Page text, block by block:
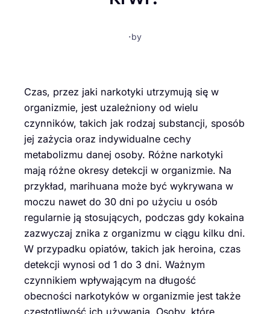
·by
Czas, przez jaki narkotyki utrzymują się w
organizmie, jest uzależniony od wielu
czynników, takich jak rodzaj substancji, sposób
jej zażycia oraz indywidualne cechy
metabolizmu danej osoby. Różne narkotyki
mają różne okresy detekcji w organizmie. Na
przykład, marihuana może być wykrywana w
moczu nawet do 30 dni po użyciu u osób
regularnie ją stosujących, podczas gdy kokaina
zazwyczaj znika z organizmu w ciągu kilku dni.
W przypadku opiatów, takich jak heroina, czas
detekcji wynosi od 1 do 3 dni. Ważnym
czynnikiem wpływającym na długość
obecności narkotyków w organizmie jest także
częstotliwość ich używania. Osoby, które